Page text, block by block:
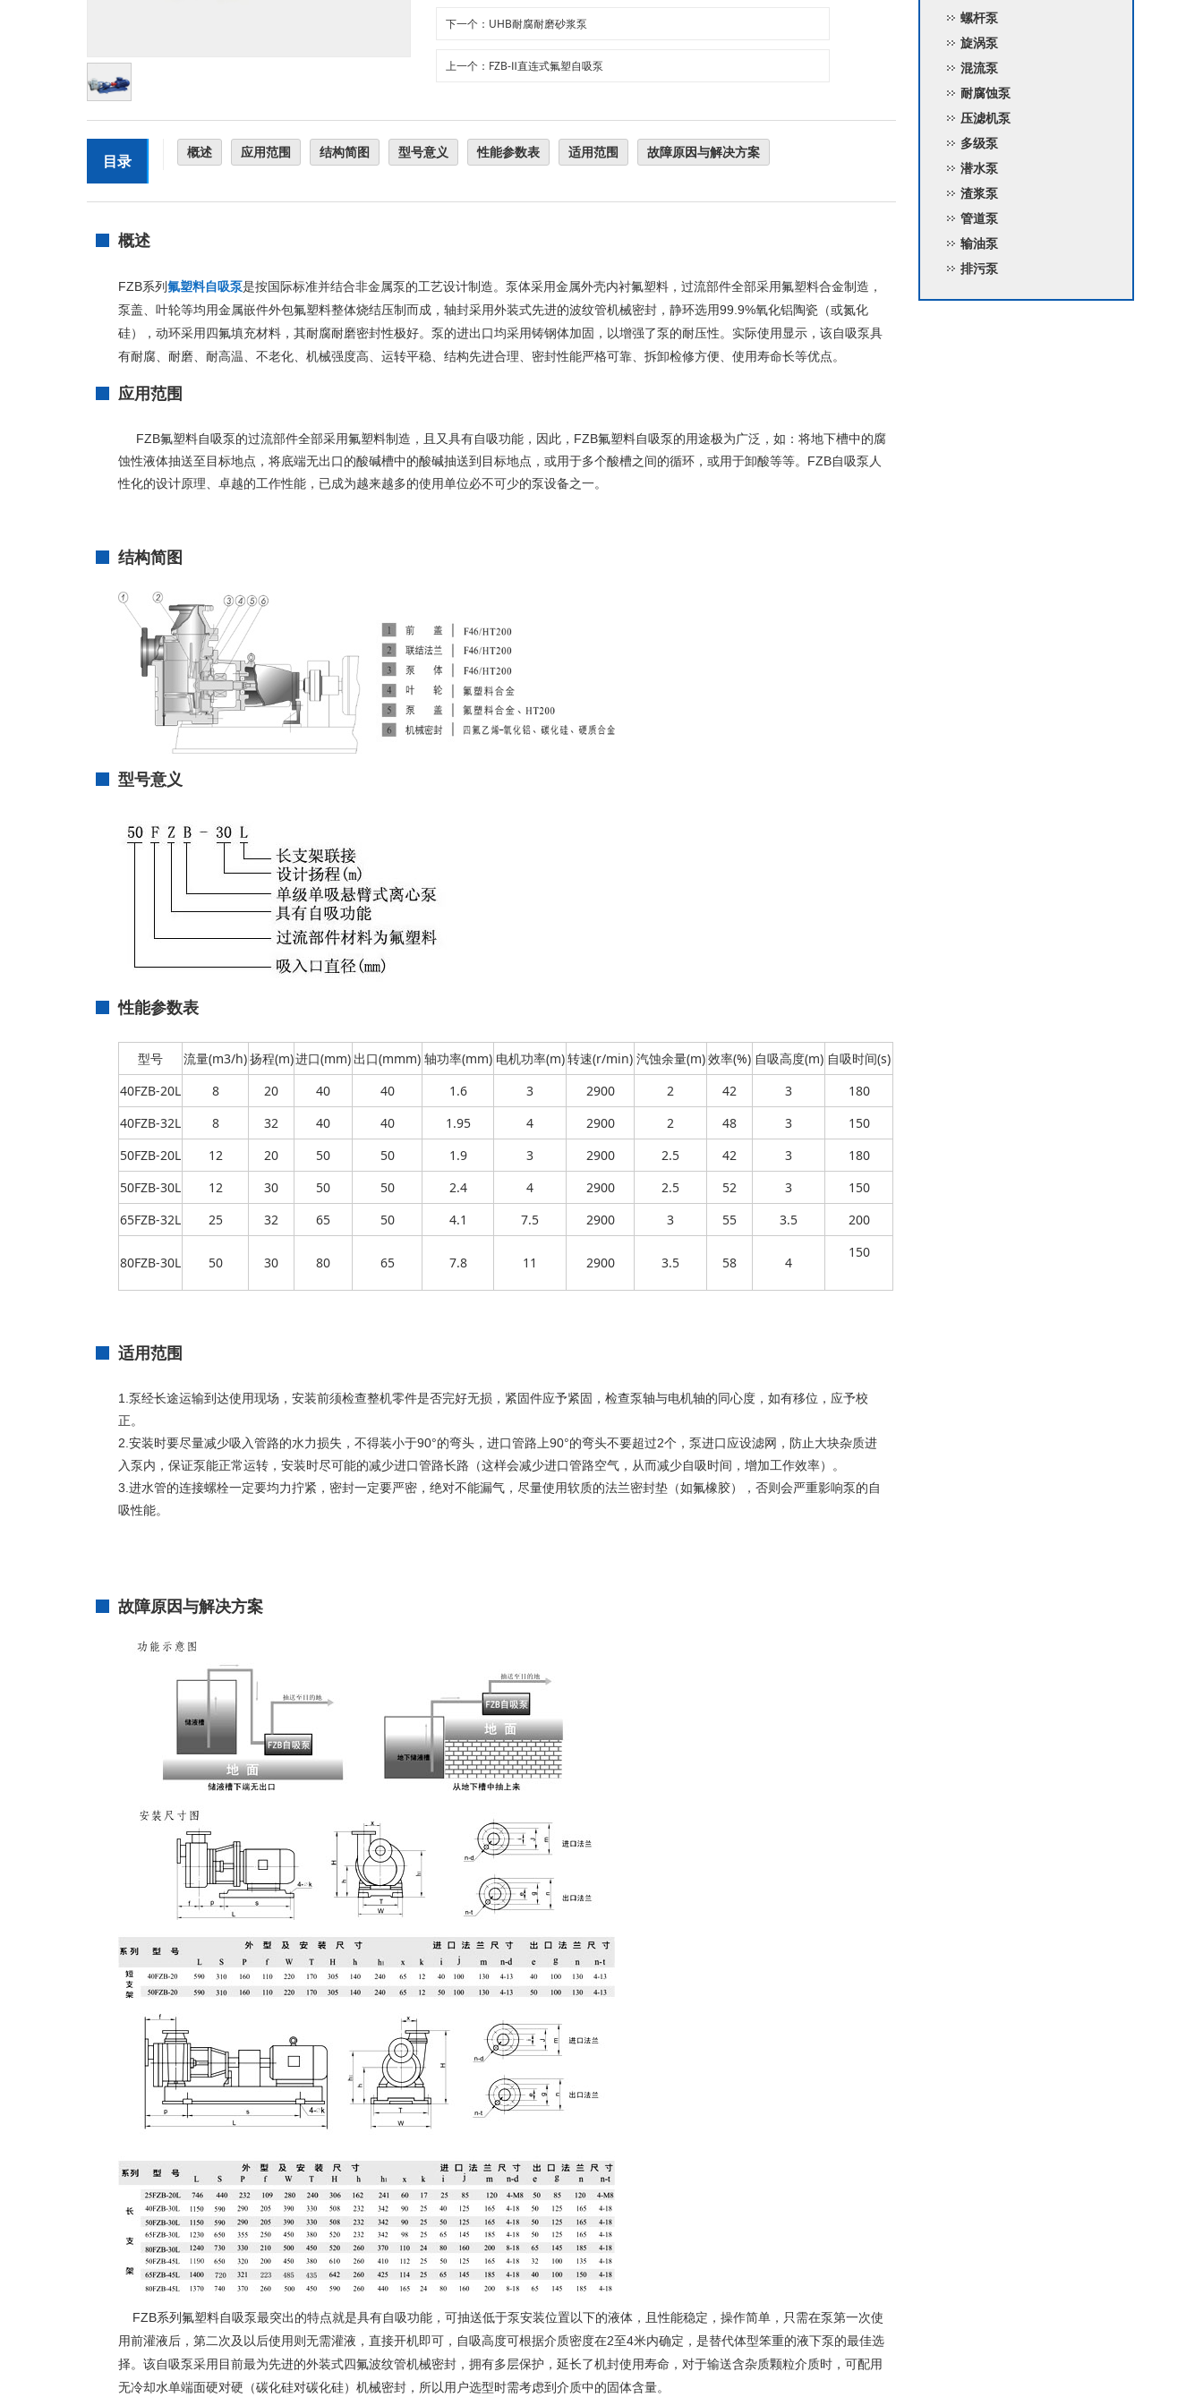
下一个：UHB耐腐耐磨砂浆泵
上一个：FZB-Ⅱ直连式氟塑自吸泵
目录 概述 应用范围 结构简图 型号意义 性能参数表 适用范围 故障原因与解决方案
概述
FZB系列氟塑料自吸泵是按国际标准并结合非金属泵的工艺设计制造。泵体采用金属外壳内衬氟塑料，过流部件全部采用氟塑料合金制造，
泵盖、叶轮等均用金属嵌件外包氟塑料整体烧结压制而成，轴封采用外装式先进的波纹管机械密封，静环选用99.9%氧化铝陶瓷（或氮化
硅），动环采用四氟填充材料，其耐腐耐磨密封性极好。泵的进出口均采用铸钢体加固，以增强了泵的耐压性。实际使用显示，该自吸泵具
有耐腐、耐磨、耐高温、不老化、机械强度高、运转平稳、结构先进合理、密封性能严格可靠、拆卸检修方便、使用寿命长等优点。
应用范围
FZB氟塑料自吸泵的过流部件全部采用氟塑料制造，且又具有自吸功能，因此，FZB氟塑料自吸泵的用途极为广泛，如：将地下槽中的腐
蚀性液体抽送至目标地点，将底端无出口的酸碱槽中的酸碱抽送到目标地点，或用于多个酸槽之间的循环，或用于卸酸等等。 FZB自吸泵人
性化的设计原理、卓越的工作性能，已成为越来越多的使用单位必不可少的泵设备之一。
结构简图
型号意义
性能参数表
型号 流量(m3/h)扬程(m)进口(mm) 出口(mmm) 轴功率(mm) 电机功率(m)转速(r/min) 汽蚀余量(m)效率(%) 自吸高度(m) 自吸时间(s)
40FZB-20L
8 20 40 40 1.6 3 2900 2 42 3
180
40FZB-32L
8 32 40 40 1.95 4 2900 2 48 3
150
50FZB-20L
12 20 50 50 1.9 3 2900 2.5 42 3
180
50FZB-30L
12 30 50 50 2.4 4 2900 2.5 52 3
150
65FZB-32L
25 32 65 50 4.1 7.5 2900 3 55 3.5 200
80FZB-30L 50 30 80 65 7.8 11 2900 3.5 58 4
150
适用范围
1.泵经长途运输到达使用现场，安装前须检查整机零件是否完好无损，紧固件应予紧固，检查泵轴与电机轴的同心度，如有移位，应予校
正。
2.安装时要尽量减少吸入管路的水力损失，不得装小于90°的弯头，进口管路上90°的弯头不要超过2个，泵进口应设滤网，防止大块杂质进
入泵内，保证泵能正常运转，安装时尽可能的减少进口管路长路（这样会减少进口管路空气，从而减少自吸时间，增加工作效率）。
3.进水管的连接螺栓一定要均力拧紧，密封一定要严密，绝对不能漏气，尽量使用软质的法兰密封垫（如氟橡胶），否则会严重影响泵的自
吸性能。
故障原因与解决方案
FZB系列氟塑料自吸泵最突出的特点就是具有自吸功能，可抽送低于泵安装位置以下的液体，且性能稳定，操作简单，只需在泵第一次使
用前灌液后，第二次及以后使用则无需灌液，直接开机即可，自吸高度可根据介质密度在2至4米内确定，是替代体型笨重的液下泵的最佳选
择。该自吸泵采用目前最为先进的外装式四氟波纹管机械密封，拥有多层保护，延长了机封使用寿命，对于输送含杂质颗粒介质时，可配用
无冷却水单端面硬对硬（碳化硅对碳化硅）机械密封，所以用户选型时需考虑到介质中的固体含量。
螺杆泵
旋涡泵
混流泵
耐腐蚀泵
压滤机泵
多级泵
潜水泵
渣浆泵
管道泵
输油泵
排污泵